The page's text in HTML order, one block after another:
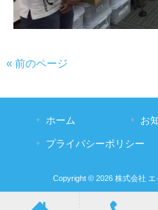
« 前のページ
ホーム お
プライバシーポリシー
Copyright © 2026 株式会社 エ